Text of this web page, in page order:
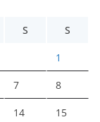
S S
1
7 8
14 15